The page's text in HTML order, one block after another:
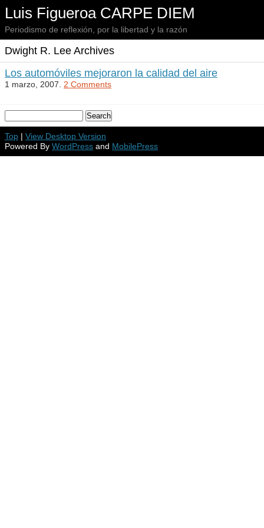
Luis Figueroa CARPE DIEM
Periodismo de reflexión, por la libertad y la razón
Dwight R. Lee Archives
Los automóviles mejoraron la calidad del aire
1 marzo, 2007. 2 Comments
Top | View Desktop Version
Powered By WordPress and MobilePress